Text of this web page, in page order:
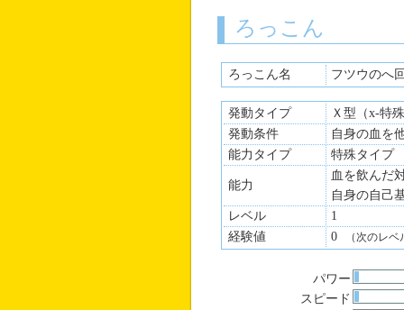
ろっこん
ろっこん名 フツウのへ
発動タイプ
Ｘ型（x-特
発動条件
自身の血を
能力タイプ
特殊タイプ
能力
血を飲んだ
自身の自己
レベル
1
経験値
0 （次のレ
パワー
スピード